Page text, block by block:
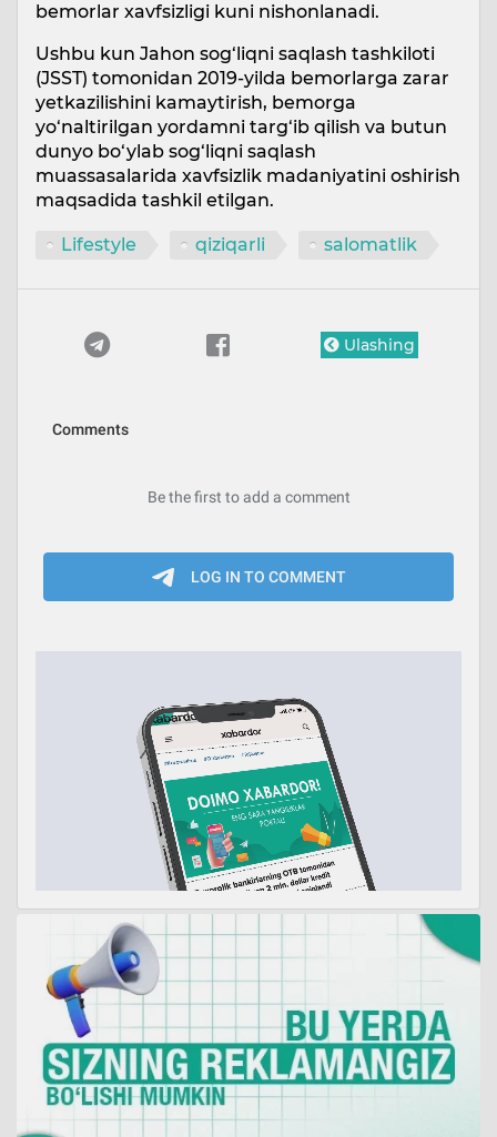
bemorlar xavfsizligi kuni nishonlanadi.
Ushbu kun Jahon sog‘liqni saqlash tashkiloti
(JSST) tomonidan 2019-yilda bemorlarga zarar
yetkazilishini kamaytirish, bemorga
yo‘naltirilgan yordamni targ‘ib qilish va butun
dunyo bo‘ylab sog‘liqni saqlash
muassasalarida xavfsizlik madaniyatini oshirish
maqsadida tashkil etilgan.
Lifestyle qiziqarli salomatlik
Ulashing